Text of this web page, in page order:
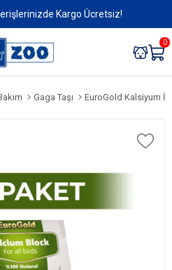
Kargo Ücretsiz!
0
Gaga Taşı EuroGold Kalsiyum